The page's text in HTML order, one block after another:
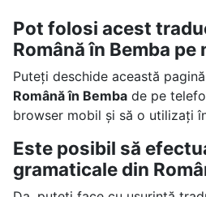
Pot folosi acest
Română în Bemba pe
Puteți deschide această
Română în Bembade pe
browser mobil și să o utilizați
Este posibil să
gramaticale din